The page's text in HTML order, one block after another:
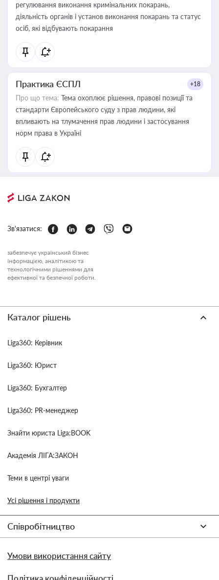
регулювання виконання кримінальних покарань,
діяльність органів і установ виконання покарань та статус
осіб, які відбувають покарання
Практика ЄСПЛ +18
Про що тема: Тема охоплює рішення, правові позиції та
стандарти Європейського суду з прав людини, які
впливають на тлумачення прав людини і застосування
норм права в Україні
Зв'язатися:
забезпечує український бізнес
інформацією, аналітикою та
технологічними рішеннями для
ефективної та безпечної роботи.
Каталог рішень
Liga360: Керівник
Liga360: Юрист
Liga360: Бухгалтер
Liga360: PR-менеджер
Знайти юриста Liga:BOOK
Академія ЛІГА:ЗАКОН
Теми в центрі уваги
Усі рішення і продукти
Співробітництво
Умови використання сайту